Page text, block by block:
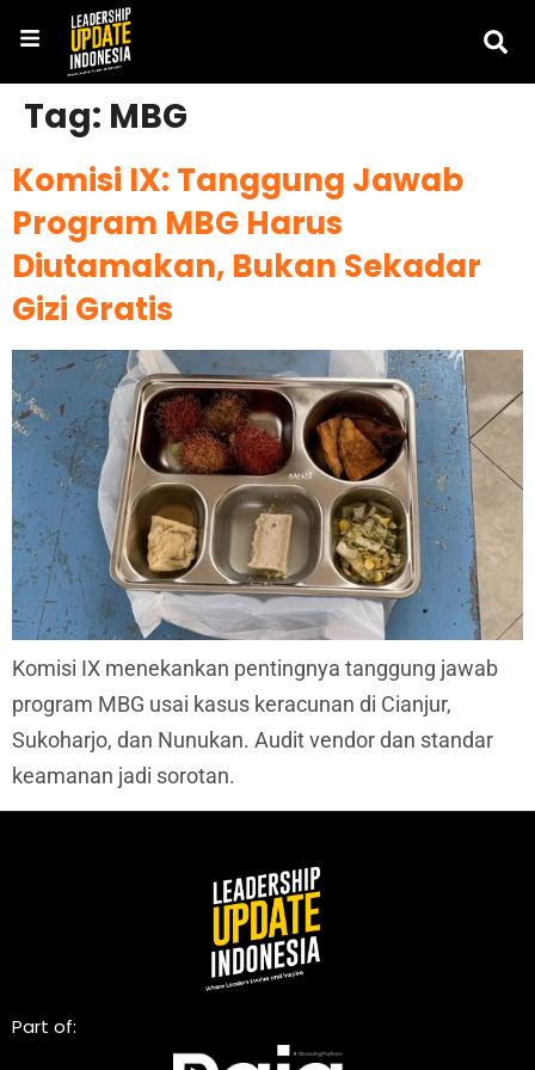
Tag: MBG
Komisi IX: Tanggung Jawab
Program MBG Harus
Diutamakan, Bukan Sekadar
Gizi Gratis
Komisi IX menekankan pentingnya tanggung jawab
program MBG usai kasus keracunan di Cianjur,
Sukoharjo, dan Nunukan. Audit vendor dan standar
keamanan jadi sorotan.
Part of: